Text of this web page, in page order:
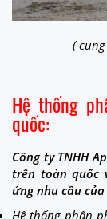
(
Hệ thống
quốc:
Công ty TNHH
trên toàn quốc
ứng nhu cầu
Hệ thống phân